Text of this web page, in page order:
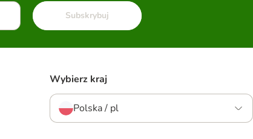
Subskrybuj
Wybierz kraj
Polska / pl